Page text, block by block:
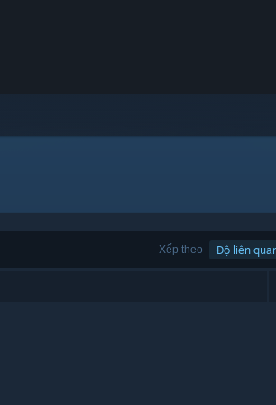
Xếp theo Độ liên